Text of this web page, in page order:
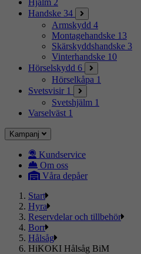
Hjälm 2
Handske 34
Armskydd 4
Montagehandske 13
Skärskyddshandske 3
Vinterhandske 10
Hörselskydd 6
Hörselkåpa 1
Svetsvisir 1
Svetshjälm 1
Varselväst 1
Kampanj
Kundservice
Om oss
Våra depåer
Start
Hyra
Reservdelar och tillbehör
Borr
Hålsåg
HiKOKI Hålsåg BiM